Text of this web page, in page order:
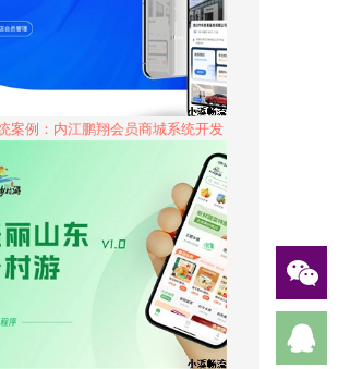
案例：内江鹏翔会员商城系统开发